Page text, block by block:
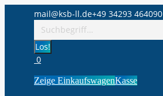
mail@ksb-ll.de+49 34293 464090
Search:
0
Zeige EinkaufswagenKasse